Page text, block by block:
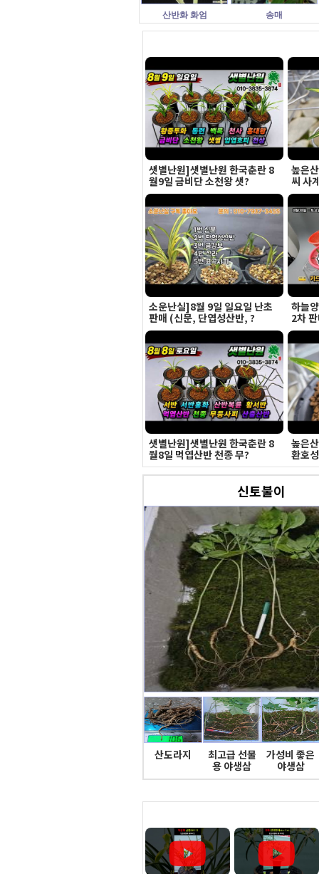
산반화 화엄 송매
샛별난원]샛별난원 한국춘란 8
월9일 금비단 소천왕 샛?
높은
씨 사
소운난실]8월 9일 일요일 난초
판매 (신문, 단엽성산반, ?
하늘
2차
샛별난원]샛별난원 한국춘란 8
월8일 먹엽산반 천종 무?
높은
환호
신토불이
산도라지
최고급 선물
용 야생삼
가성비 좋은
야생삼